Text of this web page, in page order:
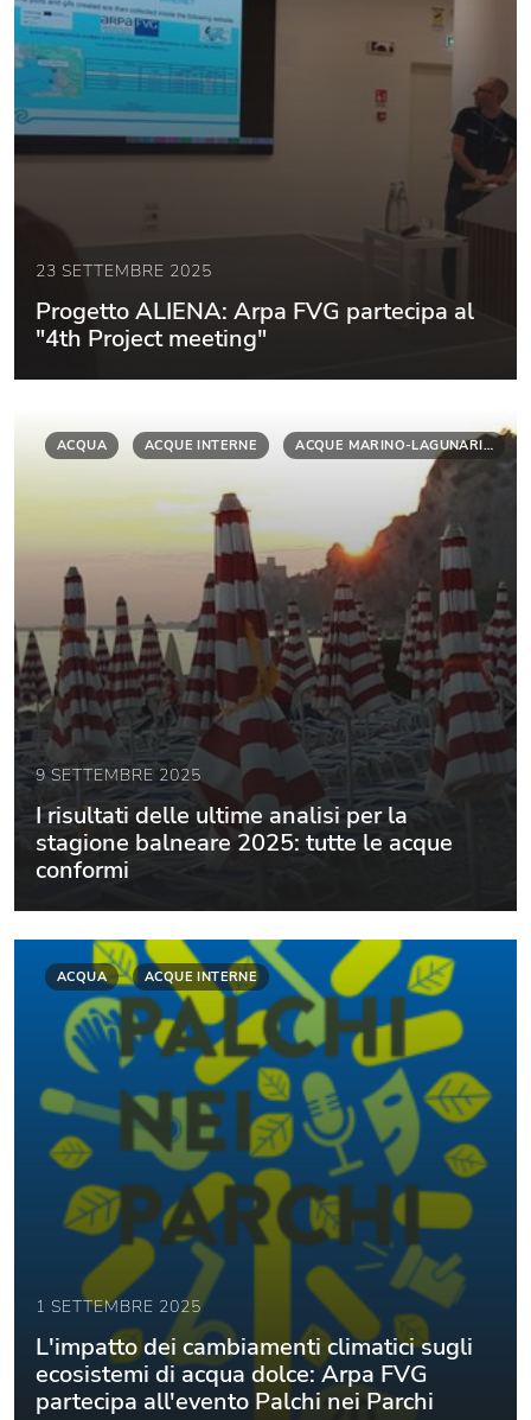
23 SETTEMBRE 2025
Progetto ALIENA: Arpa FVG partecipa al
"4th Project meeting"
ACQUA ACQUE INTERNE ACQUE MARINO-LAGUNARI…
9 SETTEMBRE 2025
I risultati delle ultime analisi per la
stagione balneare 2025: tutte le acque
conformi
ACQUA ACQUE INTERNE
1 SETTEMBRE 2025
L'impatto dei cambiamenti climatici sugli
ecosistemi di acqua dolce: Arpa FVG
partecipa all'evento Palchi nei Parchi